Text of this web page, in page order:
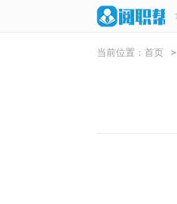
当前位置： 首页 >